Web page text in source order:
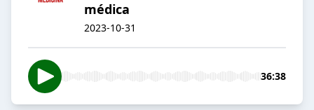
médica
2023-10-31
36:38